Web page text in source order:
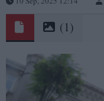
(1)